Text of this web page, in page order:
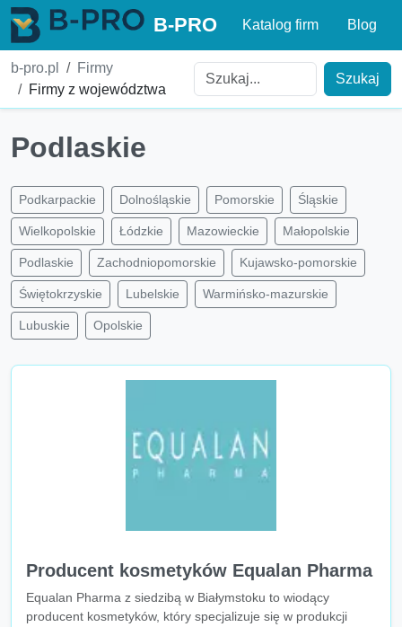
B-PRO Katalog firm Blog
b-pro.pl
Firmy
Firmy z województwa
Szukaj
Podlaskie
Podkarpackie Dolnośląskie Pomorskie Śląskie
Wielkopolskie Łódzkie Mazowieckie Małopolskie
Podlaskie Zachodniopomorskie Kujawsko-pomorskie
Świętokrzyskie Lubelskie Warmińsko-mazurskie
Lubuskie Opolskie
Producent kosmetyków Equalan Pharma
Equalan Pharma z siedzibą w Białymstoku to wiodący
producent kosmetyków, który specjalizuje się w produkcji